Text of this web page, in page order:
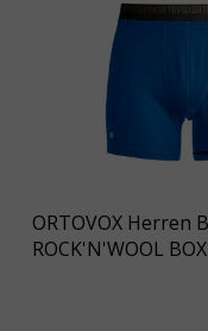
ORTOVOX Herren
ROCK'N'WOOL